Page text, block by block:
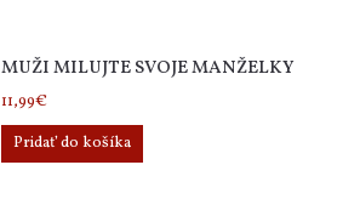
MUŽI MILUJTE SVOJE MANŽELKY
11,99€
Pridať do košíka